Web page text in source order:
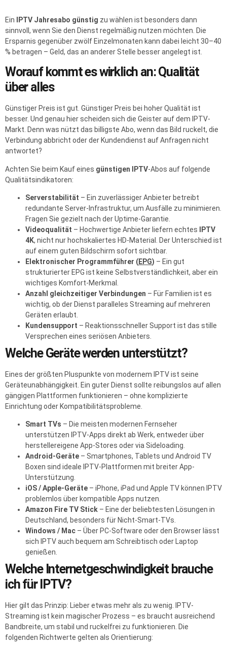
Ein IPTV Jahresabo günstig zu wählen ist besonders dann
sinnvoll, wenn Sie den Dienst regelmäßig nutzen möchten. Die
Ersparnis gegenüber zwölf Einzelmonaten kann dabei leicht 30–40
% betragen – Geld, das an anderer Stelle besser angelegt ist.
Worauf kommt es wirklich an: Qualität
über alles
Günstiger Preis ist gut. Günstiger Preis bei hoher Qualität ist
besser. Und genau hier scheiden sich die Geister auf dem IPTV-
Markt. Denn was nützt das billigste Abo, wenn das Bild ruckelt, die
Verbindung abbricht oder der Kundendienst auf Anfragen nicht
antwortet?
Achten Sie beim Kauf eines günstigen IPTV-Abos auf folgende
Qualitätsindikatoren:
Serverstabilität – Ein zuverlässiger Anbieter betreibt
redundante Server-Infrastruktur, um Ausfälle zu minimieren.
Fragen Sie gezielt nach der Uptime-Garantie.
Videoqualität – Hochwertige Anbieter liefern echtes
IPTV
4K, nicht nur hochskaliertes HD-Material. Der Unterschied ist
auf einem guten Bildschirm sofort sichtbar.
Elektronischer Programmführer (EPG) – Ein gut
strukturierter EPG ist keine Selbstverständlichkeit, aber ein
wichtiges Komfort-Merkmal.
Anzahl gleichzeitiger Verbindungen – Für Familien ist es
wichtig, ob der Dienst paralleles Streaming auf mehreren
Geräten erlaubt.
Kundensupport – Reaktionsschneller Support ist das stille
Versprechen eines seriösen Anbieters.
Welche Geräte werden unterstützt?
Eines der größten Pluspunkte von modernem IPTV ist seine
Geräteunabhängigkeit. Ein guter Dienst sollte reibungslos auf allen
gängigen Plattformen funktionieren – ohne komplizierte
Einrichtung oder Kompatibilitätsprobleme.
Smart TVs – Die meisten modernen Fernseher
unterstützen IPTV-Apps direkt ab Werk, entweder über
herstellereigene App-Stores oder via Sideloading.
Android-Geräte – Smartphones, Tablets und Android TV
Boxen sind ideale IPTV-Plattformen mit breiter App-
Unterstützung.
iOS / Apple-Geräte – iPhone, iPad und Apple TV können IPTV
problemlos über kompatible Apps nutzen.
Amazon Fire TV Stick – Eine der beliebtesten Lösungen in
Deutschland, besonders für Nicht-Smart-TVs.
Windows / Mac – Über PC-Software oder den Browser lässt
sich IPTV auch bequem am Schreibtisch oder Laptop
genießen.
Welche Internetgeschwindigkeit brauche
ich für IPTV?
Hier gilt das Prinzip: Lieber etwas mehr als zu wenig. IPTV-
Streaming ist kein magischer Prozess – es braucht ausreichend
Bandbreite, um stabil und ruckelfrei zu funktionieren. Die
folgenden Richtwerte gelten als Orientierung: